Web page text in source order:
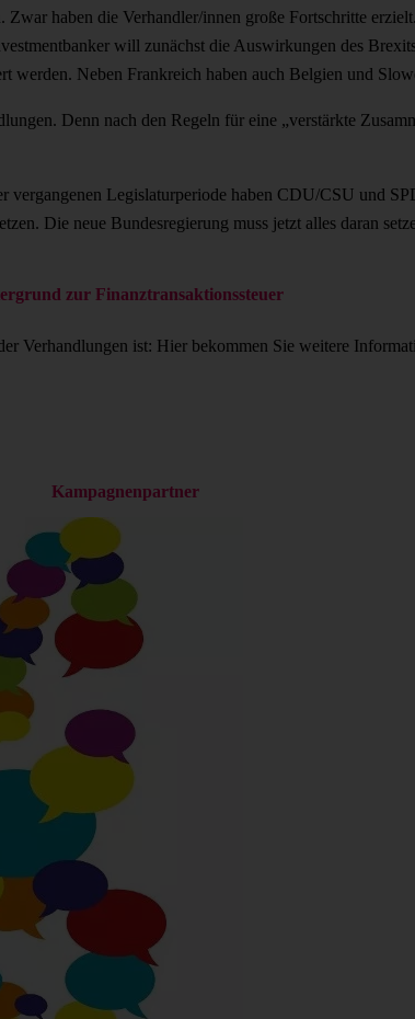
haben die Verhandler/innen große Fortschritte
will zunächst die Auswirkungen des
werden. Neben Frankreich haben auch Belgien und
Denn nach den Regeln für eine „verstärkte
Legislaturperiode haben CDU/CSU und
Die neue Bundesregierung muss jetzt alles daran
zur Finanztransaktionssteuer
Verhandlungen ist: Hier bekommen Sie weitere
Kampagnenpartner